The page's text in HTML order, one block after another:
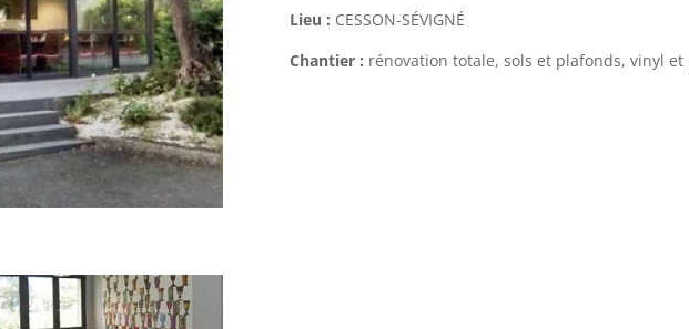
Lieu : CESSON-SÉVIGNÉ
Chantier : rénovation totale, sols et plafonds, vinyl